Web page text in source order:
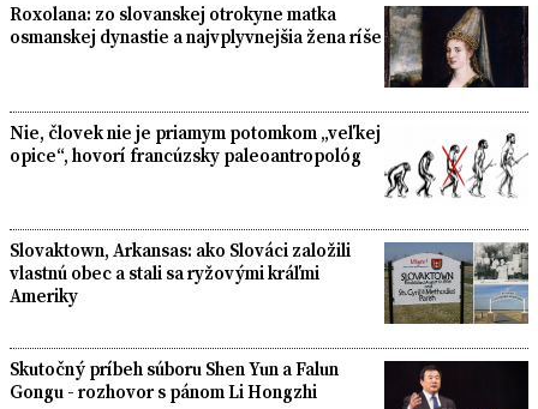
Roxolana: zo slovanskej otrokyne matka
osmanskej dynastie a najvplyvnejšia žena ríše
Nie, človek nie je priamym potomkom „veľkej
opice“, hovorí francúzsky paleoantropológ
Slovaktown, Arkansas: ako Slováci založili
vlastnú obec a stali sa ryžovými kráľmi
Ameriky
Skutočný príbeh súboru Shen Yun a Falun
Gongu - rozhovor s pánom Li Hongzhi